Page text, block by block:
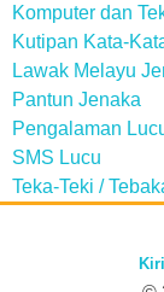
Komputer dan
Kutipan Kata-
Lawak Melayu
Pantun Jenaka
Pengalaman
SMS Lucu
Teka-Teki /